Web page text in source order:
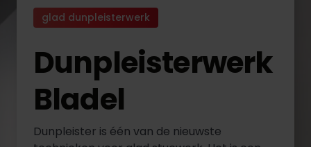
glad dunpleisterwerk
Dunpleisterwerk
Bladel
Dunpleister is één van de nieuwste